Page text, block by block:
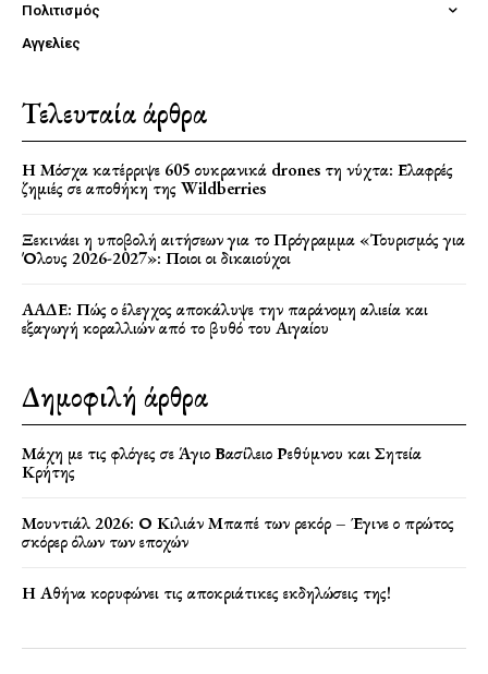
Πολιτισμός
Αγγελίες
Τελευταία άρθρα
Η Μόσχα κατέρριψε 605 ουκρανικά drones τη νύχτα: Ελαφρές
ζημιές σε αποθήκη της Wildberries
Ξεκινάει η υποβολή αιτήσεων για το Πρόγραμμα «Τουρισμός για
Όλους 2026-2027»: Ποιοι οι δικαιούχοι
ΑΑΔΕ: Πώς ο έλεγχος αποκάλυψε την παράνομη αλιεία και
εξαγωγή κοραλλιών από το βυθό του Αιγαίου
Δημοφιλή άρθρα
Μάχη με τις φλόγες σε Άγιο Βασίλειο Ρεθύμνου και Σητεία
Κρήτης
Μουντιάλ 2026: Ο Κιλιάν Μπαπέ των ρεκόρ – Έγινε ο πρώτος
σκόρερ όλων των εποχών
Η Αθήνα κορυφώνει τις αποκριάτικες εκδηλώσεις της!